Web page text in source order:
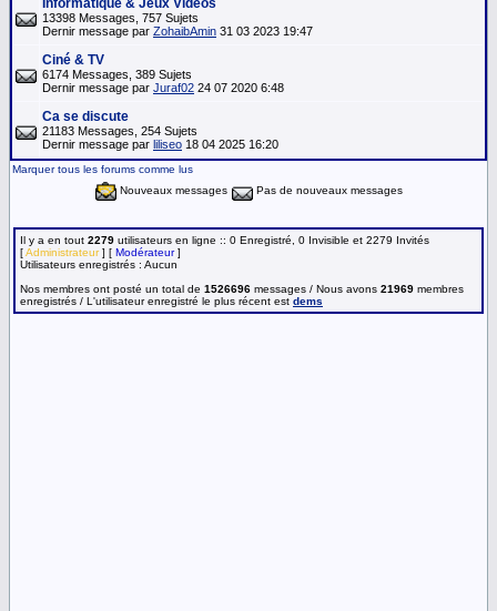
Informatique & Jeux Vidéos
13398 Messages, 757 Sujets
Dernir message par ZohaibAmin 31 03 2023 19:47
Ciné & TV
6174 Messages, 389 Sujets
Dernir message par Juraf02 24 07 2020 6:48
Ca se discute
21183 Messages, 254 Sujets
Dernir message par liliseo 18 04 2025 16:20
Marquer tous les forums comme lus
Nouveaux messages
Pas de nouveaux messages
Il y a en tout 2279 utilisateurs en ligne :: 0 Enregistré, 0 Invisible et 2279 Invités
[Administrateur] [ Modérateur]
Utilisateurs enregistrés : Aucun
Nos membres ont posté un total de 1526696 messages / Nous avons 21969 membres
enregistrés / L'utilisateur enregistré le plus récent est dems